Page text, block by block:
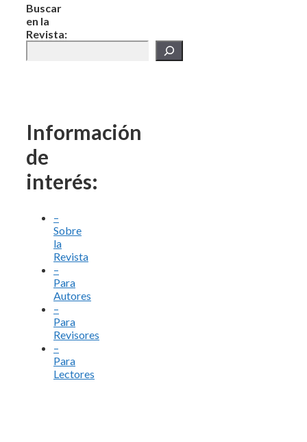
Buscar
en la
Revista:
Información
de
interés:
–
Sobre
la
Revista
–
Para
Autores
–
Para
Revisores
–
Para
Lectores